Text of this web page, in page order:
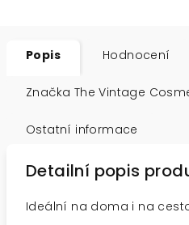
Popis Hodnocení
Značka The Vintage
Ostatní informace
Detailní popis
Ideální na doma i na